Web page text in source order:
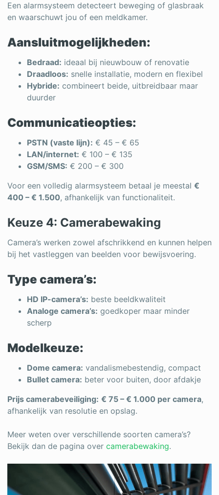
Een alarmsysteem detecteert beweging of glasbraak
en waarschuwt jou of een meldkamer.
Aansluitmogelijkheden:
Bedraad: ideaal bij nieuwbouw of renovatie
Draadloos: snelle installatie, modern en flexibel
Hybride: combineert beide, uitbreidbaar maar
duurder
Communicatieopties:
PSTN (vaste lijn): € 45 – € 65
LAN/internet: € 100 – € 135
GSM/SMS: € 200 – € 300
Voor een volledig alarmsysteem betaal je meestal €
400 – € 1.500, afhankelijk van functionaliteit.
Keuze 4: Camerabewaking
Camera’s werken zowel afschrikkend en kunnen helpen
bij het vastleggen van beelden voor bewijsvoering.
Type camera’s:
HD IP-camera’s: beste beeldkwaliteit
Analoge camera’s: goedkoper maar minder
scherp
Modelkeuze:
Dome camera: vandalismebestendig, compact
Bullet camera: beter voor buiten, door afdakje
Prijs camerabeveiliging: € 75 – € 1.000 per camera,
afhankelijk van resolutie en opslag.
Meer weten over verschillende soorten camera’s?
Bekijk dan de pagina over camerabewaking.